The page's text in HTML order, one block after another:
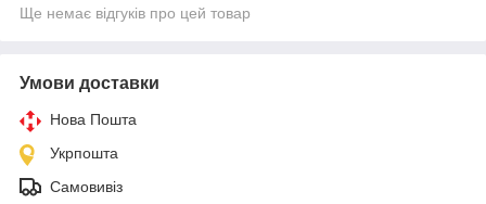
Ще немає відгуків про цей товар
Умови доставки
Нова Пошта
Укрпошта
Самовивіз